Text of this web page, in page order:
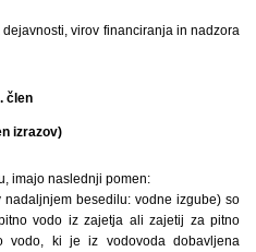
virov financiranja in nadzora
člen
izrazov)
imajo naslednji pomen:
besedilu: vodne izgube) so
vodo iz zajetja ali zajetij za pitno
vodo, ki je iz vodovoda dobavljena